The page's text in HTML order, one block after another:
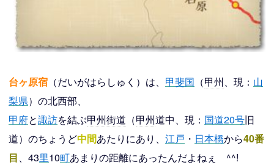
台ヶ原宿 （だいがはらしゅく）は、 甲斐国 （甲州、現： 山
梨県）の北西部、
甲府と諏訪を結ぶ甲州街道 （甲州道中、現： 国道20号旧
道）のちょうど中間あたりにあり、 江戸 ・ 日本橋から40番
目、43里10町あまりの距離にあったんだよねぇ ^^!